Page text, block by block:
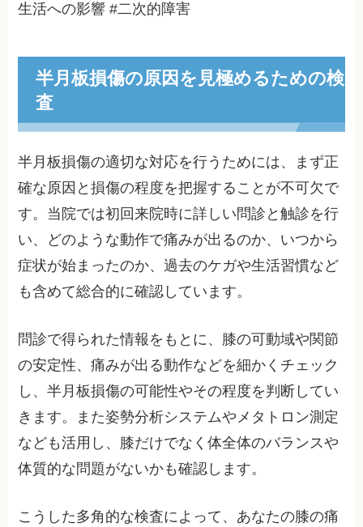
生活への影響 #二次的障害
半月板損傷の原因を見極めるための検
査
半月板損傷の適切な対応を行うためには、まず正
確な原因と損傷の程度を把握することが不可欠で
す。当院では初回来院時に詳しい問診と触診を行
い、どのような動作で痛みが出るのか、いつから
症状が始まったのか、過去のケガや生活習慣など
も含めて総合的に確認しています。
問診で得られた情報をもとに、膝の可動域や関節
の安定性、痛みが出る動作などを細かくチェック
し、半月板損傷の可能性やその程度を判断してい
きます。また姿勢分析システムやメタトロン測定
なども活用し、膝だけでなく体全体のバランスや
体質的な問題がないかも確認します。
こうした多角的な検査によって、あなたの膝の痛